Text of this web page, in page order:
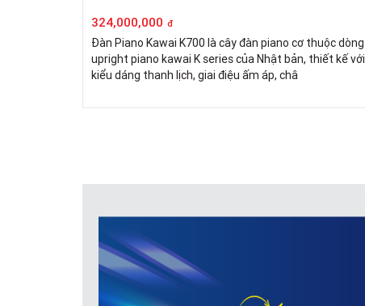
324,000,000 đ
Đàn Piano Kawai K700 là cây đàn piano cơ thuộc dòng
upright piano kawai K series của Nhật bản, thiết kế với
kiểu dáng thanh lịch, giai điệu ấm áp, châ